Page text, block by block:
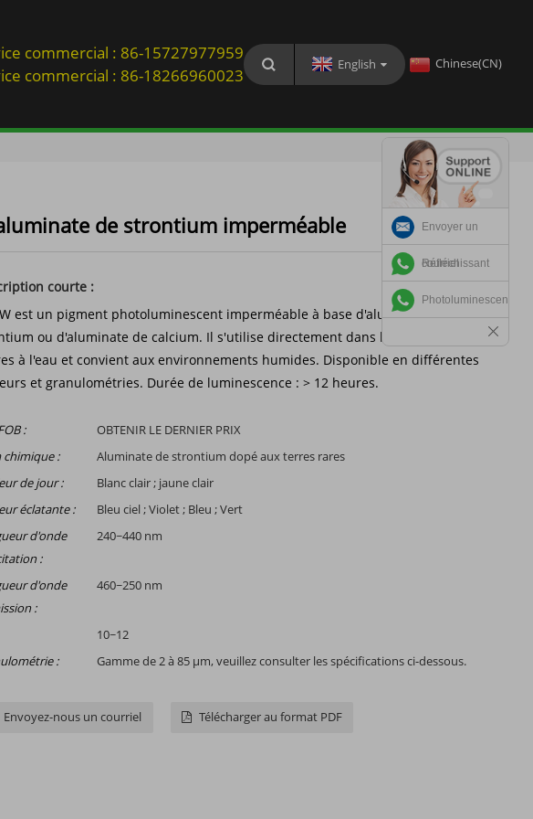
commercial : 86-15727977959
commercial : 86-18266960023
English Chinese(CN)
de strontium imperméable
courte :
est un pigment photoluminescent imperméable à base d'aluminate de
ou d'aluminate de calcium. Il s'utilise directement dans les peintures et
à l'eau et convient aux environnements humides. Disponible en différentes
et granulométries. Durée de luminescence : > 12 heures.
:
OBTENIR LE DERNIER PRIX
chimique :
Aluminate de strontium dopé aux terres rares
de jour :
Blanc clair ; jaune clair
éclatante :
Bleu ciel ; Violet ; Bleu ; Vert
d'onde
:
240~440 nm
d'onde
:
460~250 nm
10~12
:
Gamme de 2 à 85 µm, veuillez consulter les spécifications ci-dessous.
Envoyez-nous un courriel Télécharger au format PDF
Envoyer un
courriel
Réfléchissant
Photoluminescent